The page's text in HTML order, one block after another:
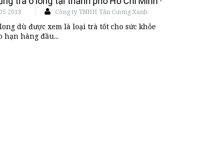
2018 Công ty TNHH Tân Cương Xanh
dù được xem là loại trà tốt cho sức khỏe
hạn hàng đầu...